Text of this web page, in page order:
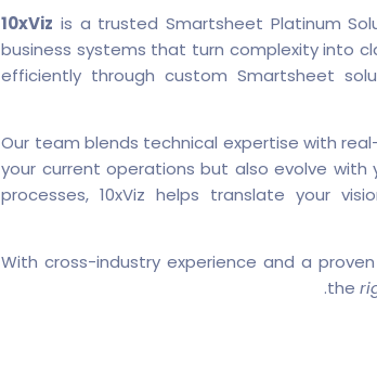
10xViz is a trusted Smartsheet Platinum
business systems that turn complexity into
efficiently through custom Smartsheet
Our team blends technical expertise with
your current operations but also evolve with
processes, 10xViz helps translate your
With cross-industry experience and a
the